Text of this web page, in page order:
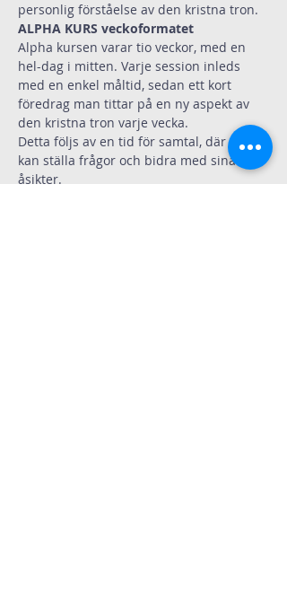
personlig förståelse av den kristna tron.
ALPHA KURS veckoformatet
Alpha kursen varar tio veckor, med en
hel-dag i mitten. Varje session inleds
med en enkel måltid, sedan ett kort
föredrag man tittar på en ny aspekt av
den kristna tron varje vecka.
Detta följs av en tid för samtal, där alla
kan ställa frågor och bidra med sina
åsikter.